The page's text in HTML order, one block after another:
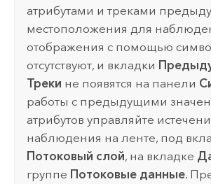
атрибутами и треками
местоположения для
отображения с помощью
отсутствуют, и вкладки
Треки не появятся на панели
работы с предыдущими
атрибутов управляйте
наблюдения на ленте, под
Потоковый слой, на вкладке
группе Потоковые данные.